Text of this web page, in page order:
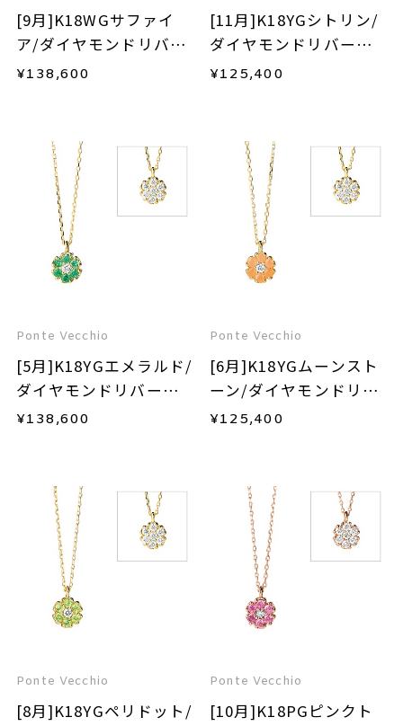
[9月]K18WGサファイ
ア/ダイヤモンドリバー
シブルネックレス
¥138,600
[11月]K18YGシトリン/
ダイヤモンドリバーシ
ブルネックレス
¥125,400
Ponte Vecchio
[5月]K18YGエメラルド/
ダイヤモンドリバーシ
ブルネックレス
¥138,600
Ponte Vecchio
[6月]K18YGムーンスト
ーン/ダイヤモンドリバ
ーシブルネックレス
¥125,400
Ponte Vecchio
[8月]K18YGペリドット/
Ponte Vecchio
[10月]K18PGピンクト